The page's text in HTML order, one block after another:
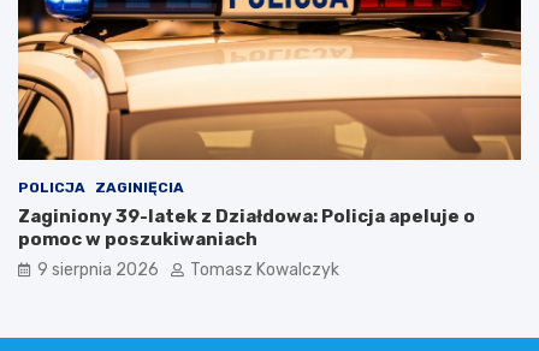
POLICJA ZAGINIĘCIA
Zaginiony 39-latek z Działdowa: Policja apeluje o
pomoc w poszukiwaniach
9 sierpnia 2026 Tomasz Kowalczyk